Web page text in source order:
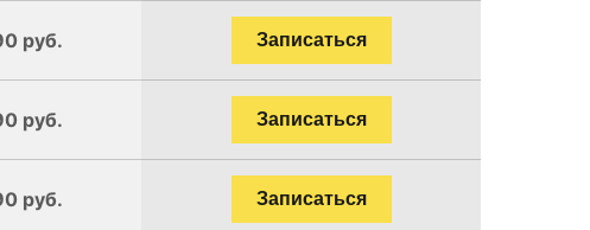
руб. Записаться
руб. Записаться
руб. Записаться